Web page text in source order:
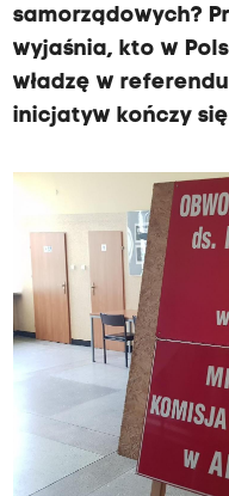
samorządowych?
wyjaśnia, kto w
władzę w
inicjatyw kończy